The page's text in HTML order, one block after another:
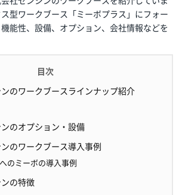
型ワークブース「ミーボプラス」にフォー
能性、設備、オプション、会社情報などを
のワークブースラインナップ紹介
のオプション・設備
のワークブース導入事例
のミーボの導入事例
の特徴